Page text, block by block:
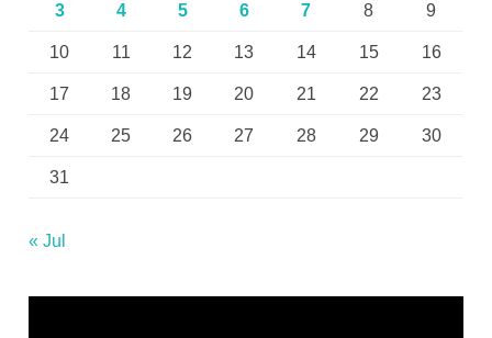
3 4 5 6 7 8 9
10 11 12 13 14 15 16
17 18 19 20 21 22 23
24 25 26 27 28 29 30
31
« Jul